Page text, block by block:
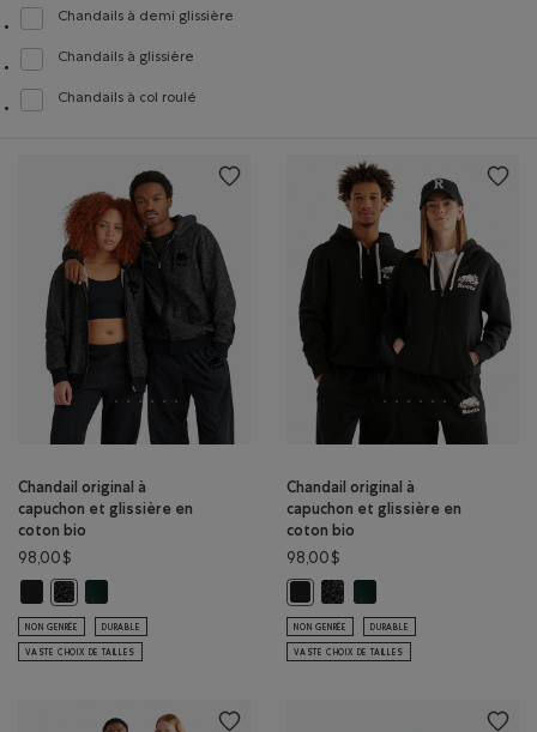
Chandails à demi glissière
Classer selon Modèle : Chandails à demi glissière(Quarter Zip)
Chandails à glissière
Classer selon Modèle : Chandails à glissière(Full Zip)
Chandails à col roulé
Classer selon Modèle : Chandails à col roulé(Turtleneck)
Chandail original à
capuchon et glissière en
coton bio
98,00$
Chandail original à capuchon et glissière en coton bio: NOIR Couleur
Chandail original à capuchon et glissière en coton bio: POIVRE
Chandail original à capuchon et glissière en coton bio: VARSITY
NON GENRÉE DURABLE
VASTE CHOIX DE TAILLES
Chandail original à
capuchon et glissière en
coton bio
98,00$
Chandail original à capuchon et
Chandail original à capuchon
NON GENRÉE DURABLE
VASTE CHOIX DE TAILLES